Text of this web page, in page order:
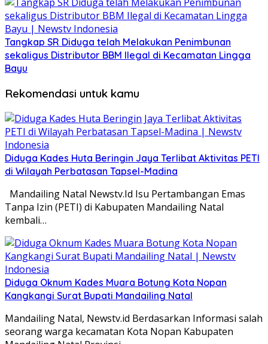
Tangkap SR Diduga telah Melakukan Penimbunan
sekaligus Distributor BBM Ilegal di Kecamatan Lingga
Bayu
Rekomendasi untuk kamu
Diduga Kades Huta Beringin Jaya Terlibat Aktivitas PETI
di Wilayah Perbatasan Tapsel-Madina
Mandailing Natal Newstv.Id Isu Pertambangan Emas
Tanpa Izin (PETI) di Kabupaten Mandailing Natal
kembali…
Diduga Oknum Kades Muara Botung Kota Nopan
Kangkangi Surat Bupati Mandailing Natal
Mandailing Natal, Newstv.id Berdasarkan Informasi salah
seorang warga kecamatan Kota Nopan Kabupaten